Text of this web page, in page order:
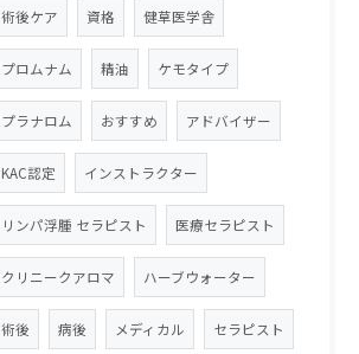
術後ケア 資格 健草医学舎
プロムナム 精油 ケモタイプ
プラナロム おすすめ アドバイザー
KAC認定 インストラクター
リンパ浮腫 セラピスト 医療セラピスト
クリニークアロマ ハーブウォーター
術後 病後 メディカル セラピスト